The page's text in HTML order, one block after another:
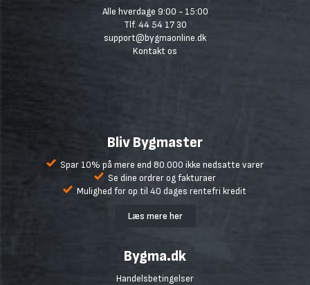
Alle hverdage 9:00 - 15:00
Tlf. 44 54 17 30
support@bygmaonline.dk
Kontakt os
Bliv Bygmaster
Spar 10% på mere end 80.000 ikke nedsatte varer
Se dine ordrer og fakturaer
Mulighed for op til 40 dages rentefri kredit
Læs mere her
Bygma.dk
Handelsbetingelser